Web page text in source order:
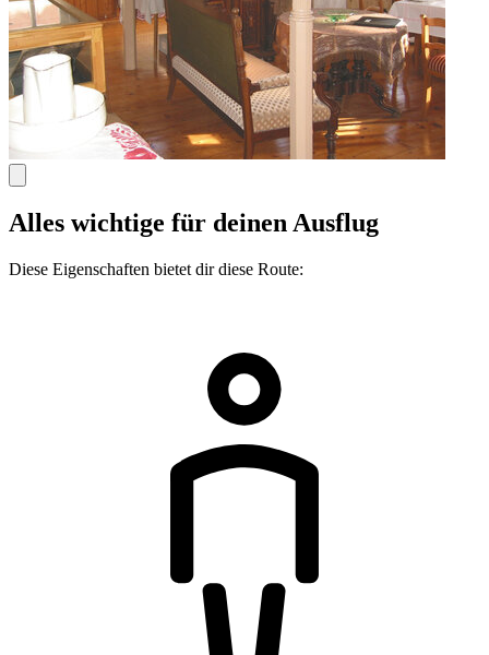
Alles wichtige für deinen Ausflug
Diese Eigenschaften bietet dir diese Route: